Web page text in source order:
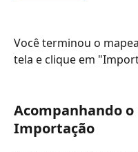
Você terminou o
tela e clique em
Acompanhando o
Importação